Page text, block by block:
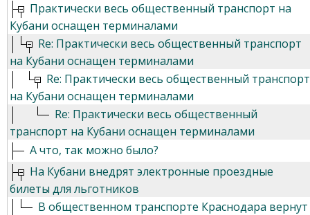
Практически весь общественный транспорт на
Кубани оснащен терминалами
Re: Практически весь общественный транспорт
на Кубани оснащен терминалами
Re: Практически весь общественный транспорт
на Кубани оснащен терминалами
Re: Практически весь общественный
транспорт на Кубани оснащен терминалами
А что, так можно было?
На Кубани внедрят электронные проездные
билеты для льготников
В общественном транспорте Краснодара вернут